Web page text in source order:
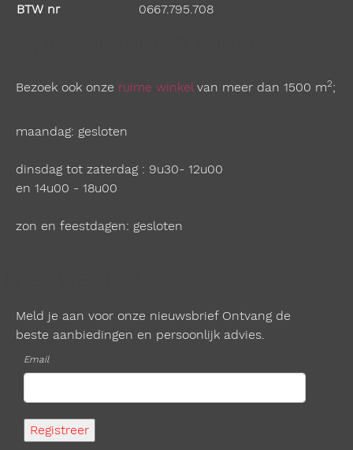
BTW nr
0667.795.708
Bezoek ook onze ruime winkelvan meer dan 1500 m2;
maandag: gesloten
dinsdag tot zaterdag : 9u30- 12u00
en 14u00 - 18u00
zon en feestdagen: gesloten
Meld je aan voor onze nieuwsbrief Ontvang de
beste aanbiedingen en persoonlijk advies.
Email